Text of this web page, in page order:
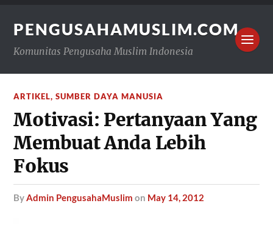
PENGUSAHAMUSLIM.COM
Komunitas Pengusaha Muslim Indonesia
ARTIKEL,SUMBER DAYA MANUSIA
Motivasi: Pertanyaan Yang
Membuat Anda Lebih
Fokus
byAdmin PengusahaMuslim on May 14, 2012